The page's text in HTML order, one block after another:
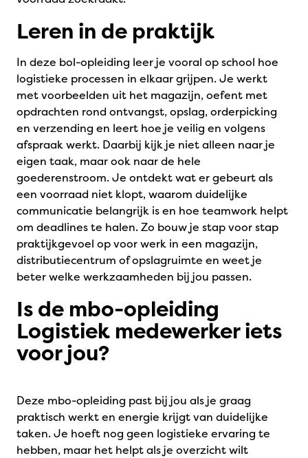
Leren in de praktijk
In deze bol-opleiding leer je vooral op school hoe
logistieke processen in elkaar grijpen. Je werkt
met voorbeelden uit het magazijn, oefent met
opdrachten rond ontvangst, opslag, orderpicking
en verzending en leert hoe je veilig en volgens
afspraak werkt. Daarbij kijk je niet alleen naar je
eigen taak, maar ook naar de hele
goederenstroom. Je ontdekt wat er gebeurt als
een voorraad niet klopt, waarom duidelijke
communicatie belangrijk is en hoe teamwork helpt
om deadlines te halen. Zo bouw je stap voor stap
praktijkgevoel op voor werk in een magazijn,
distributiecentrum of opslagruimte en weet je
beter welke werkzaamheden bij jou passen.
Is de mbo-opleiding
Logistiek medewerker iets
voor jou?
Deze mbo-opleiding past bij jou als je graag
praktisch werkt en energie krijgt van duidelijke
taken. Je hoeft nog geen logistieke ervaring te
hebben, maar het helpt als je overzicht wilt